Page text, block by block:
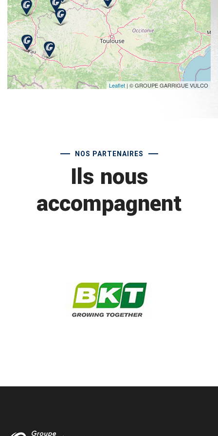
Leaflet | © GROUPE GARRIGUE VULCO
NOS PARTENAIRES
Ils nous
accompagnent